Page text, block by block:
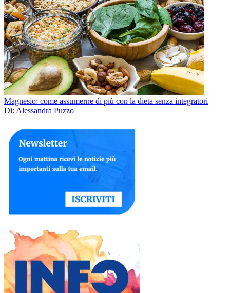
Magnesio: come assumerne di più con la dieta senza integratori
Di: Alessandra Puzzo